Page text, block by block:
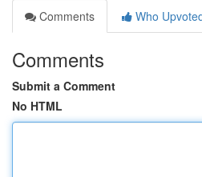
Comments
Who
Comments
Submit a Comment
No HTML